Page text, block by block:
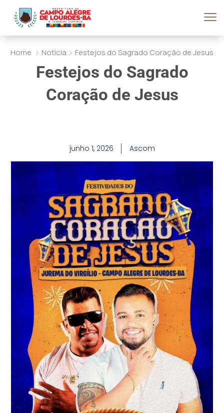
Home Noticia Festejos do Sagrado Coração de Jesus
Festejos do Sagrado
Coração de Jesus
junho 1, 2026 Ascom